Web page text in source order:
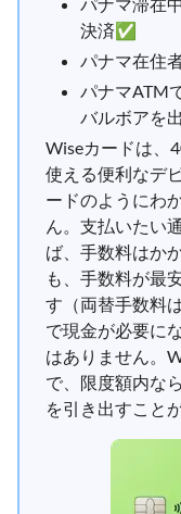
決済✅
パナマ在住
パナマATM
バルボアを
Wiseカードは、
使える便利なデ
ードのようにわ
ん。支払いたい
ば、手数料はか
も、手数料が最
す（両替手数料
で現金が必要に
はありません。
で、限度額内な
を引き出すこと